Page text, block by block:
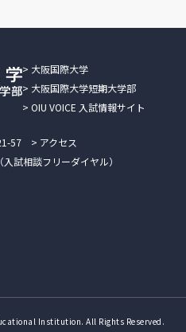
> 大阪国際大学
> 大阪国際大学短期大学部
>OIU VOICE 入試情報サイト
57 > アクセス
（入試相談フリーダイヤル）
Institution.All Rights Reserved.